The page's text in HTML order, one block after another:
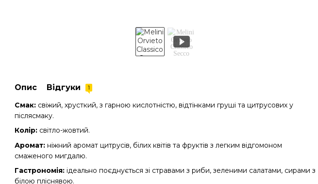
Опис Відгуки 1
Смак: свіжий, хрусткий, з гарною кислотністю, відтінками груші та цитрусових у
післясмаку.
Колір: світло-жовтий.
Аромат: ніжний аромат цитрусів, білих квітів та фруктів з легким відгомоном
смаженого мигдалю.
Гастрономія: ідеально поєднується зі стравами з риби, зеленими салатами, сирами з
білою пліснявою.